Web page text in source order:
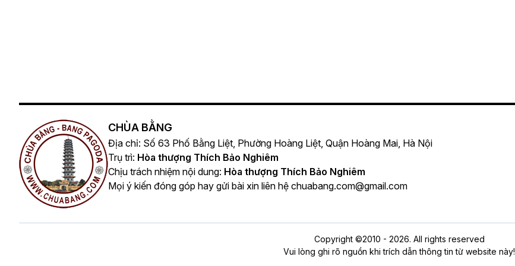
CHÙA BẰNG
Địa chỉ: Số 63 Phố Bằng Liệt, Phường Hoàng Liệt, Quận Hoàng Mai, Hà Nội
Trụ trì: Hòa thượng Thích Bảo Nghiêm
Chịu trách nhiệm nội dung: Hòa thượng Thích Bảo Nghiêm
Mọi ý kiến đóng góp hay gửi bài xin liên hệ chuabang.com@gmail.com
Copyright ©2010 - 2026. All rights reserved
Vui lòng ghi rõ nguồn khi trích dẫn thông tin từ website này!